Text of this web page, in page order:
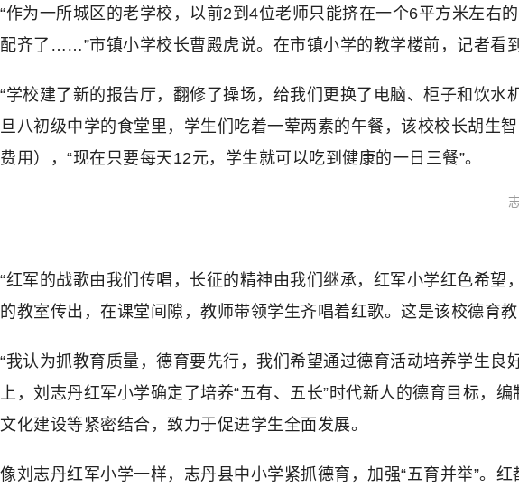
“作为一所城区的老学校，以前2到4位老师只能挤在一个6平方米左右
配齐了……”市镇小学校长曹殿虎说。在市镇小学的教学楼前，记者看
“学校建了新的报告厅，翻修了操场，给我们更换了电脑、柜子和饮
旦八初级中学的食堂里，学生们吃着一荤两素的午餐，该校校长胡生
费用），“现在只要每天12元，学生就可以吃到健康的一日三餐”。
“红军的战歌由我们传唱，长征的精神由我们继承，红军小学红色希
的教室传出，在课堂间隙，教师带领学生齐唱着红歌。这是该校德育教
“我认为抓教育质量，德育要先行，我们希望通过德育活动培养学生良
上，刘志丹红军小学确定了培养“五有、五长”时代新人的德育目标，
文化建设等紧密结合，致力于促进学生全面发展。
像刘志丹红军小学一样，志丹县中小学紧抓德育，加强“五育并举”。